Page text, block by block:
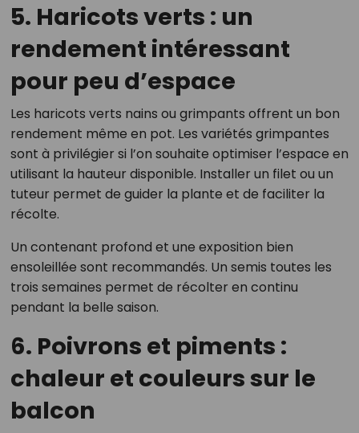
5. Haricots verts : un
rendement intéressant
pour peu d’espace
Les haricots verts nains ou grimpants offrent un bon
rendement même en pot. Les variétés grimpantes
sont à privilégier si l’on souhaite optimiser l’espace en
utilisant la hauteur disponible. Installer un filet ou un
tuteur permet de guider la plante et de faciliter la
récolte.
Un contenant profond et une exposition bien
ensoleillée sont recommandés. Un semis toutes les
trois semaines permet de récolter en continu
pendant la belle saison.
6. Poivrons et piments :
chaleur et couleurs sur le
balcon